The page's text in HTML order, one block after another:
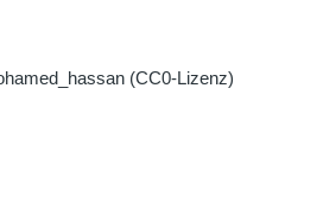
(CC0-Lizenz)